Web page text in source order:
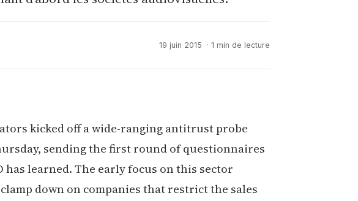
19 juin 2015 · 1 min de lecture
kicked off a wide-ranging antitrust probe
sending the first round of questionnaires
has learned. The early focus on this sector
down on companies that restrict the sales